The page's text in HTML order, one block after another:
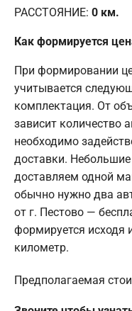
РАССТОЯНИЕ: 0 км.
Как формируется
При формировании
учитывается
комплектация. От
зависит количество
необходимо
доставки.
доставляем одной
обычно нужно два
от г. Пестово —
формируется исходя
километр.
Предполагаемая